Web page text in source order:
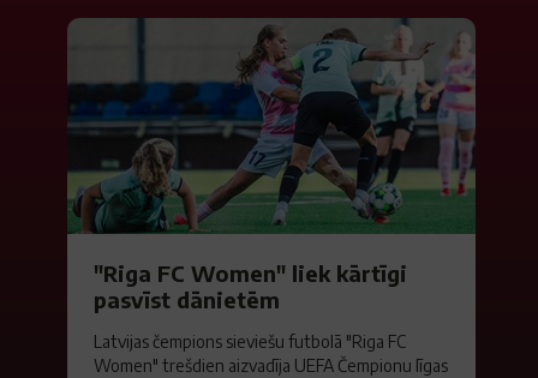
"Riga FC Women" liek kārtīgi
pasvīst dānietēm
Latvijas čempions sieviešu futbolā "Riga FC
Women" trešdien aizvadīja UEFA Čempionu līgas